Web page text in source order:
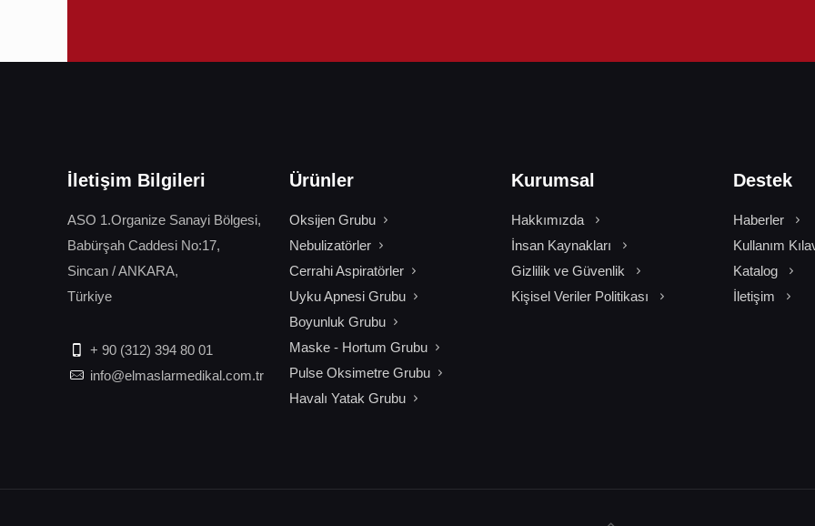
İletişim Bilgileri
ASO 1.Organize Sanayi Bölgesi,
Babürşah Caddesi No:17,
Sincan / ANKARA,
Türkiye
+ 90 (312) 394 80 01
info@elmaslarmedikal.com.tr
Ürünler
Oksijen Grubu
Nebulizatörler
Cerrahi Aspiratörler
Uyku Apnesi Grubu
Boyunluk Grubu
Maske - Hortum Grubu
Pulse Oksimetre Grubu
Havalı Yatak Grubu
Kurumsal
Hakkımızda
İnsan Kaynakları
Gizlilik ve Güvenlik
Kişisel Veriler Politikası
Destek
Haberler
Kullanım
Katalog
İletişim